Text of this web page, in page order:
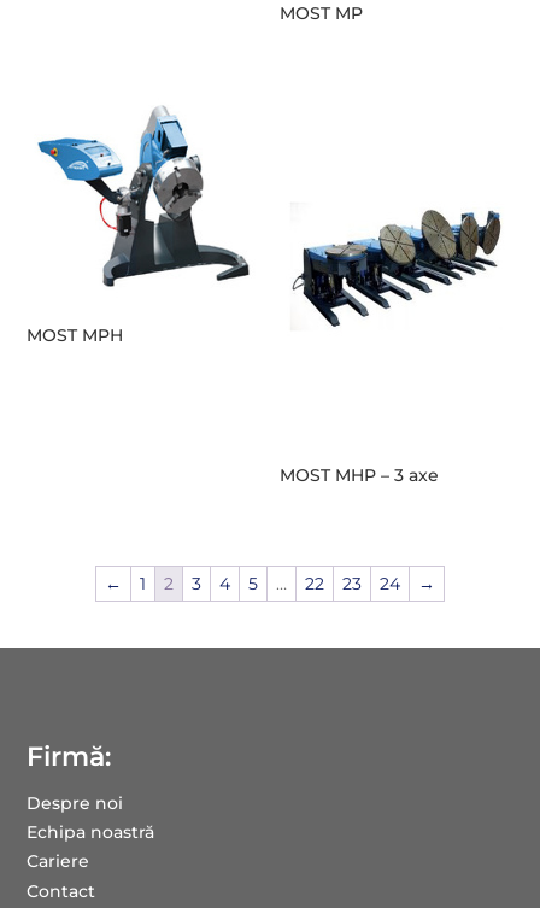
MOST MP
MOST MPH
MOST MHP – 3 axe
← 1 2 3 4 5 … 22 23 24 →
Firmă:
Despre noi
Echipa noastră
Cariere
Contact